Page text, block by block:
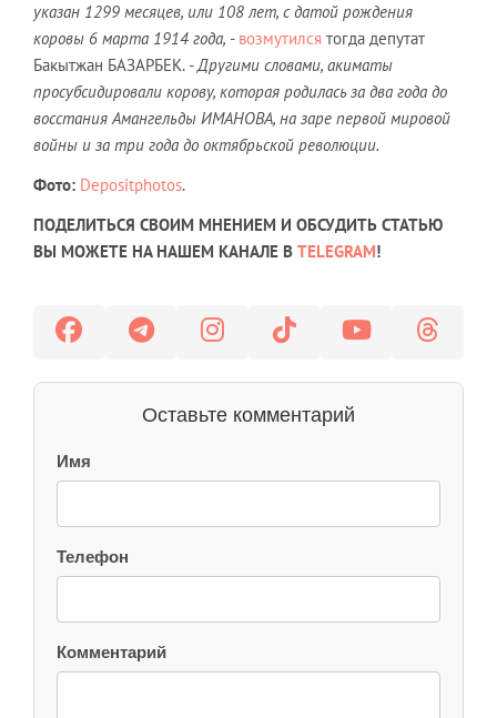
указан 1299 месяцев, или 108 лет, с датой рождения
коровы 6 марта 1914 года, - возмутился тогда депутат
Бакытжан БАЗАРБЕК. - Другими словами, акиматы
просубсидировали корову, которая родилась за два года до
восстания Амангельды ИМАНОВА, на заре первой мировой
войны и за три года до октябрьской революции.
Фото: Depositphotos.
ПОДЕЛИТЬСЯ СВОИМ МНЕНИЕМ И ОБСУДИТЬ СТАТЬЮ
ВЫ МОЖЕТЕ НА НАШЕМ КАНАЛЕ В TELEGRAM!
Оставьте комментарий
Имя
Телефон
Комментарий